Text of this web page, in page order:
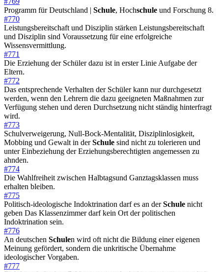
Programm für Deutschland | Schule, Hochschule und Forschung 8.
#770
Leistungsbereitschaft und Disziplin stärken Leistungsbereitschaft
und Disziplin sind Voraussetzung für eine erfolgreiche
Wissensvermittlung.
#771
Die Erziehung der Schüler dazu ist in erster Linie Aufgabe der
Eltern.
#772
Das entsprechende Verhalten der Schüler kann nur durchgesetzt
werden, wenn den Lehrern die dazu geeigneten Maßnahmen zur
Verfügung stehen und deren Durchsetzung nicht ständig hinterfragt
wird.
#773
Schulverweigerung, Null-Bock-Mentalität, Disziplinlosigkeit,
Mobbing und Gewalt in derSchule sind nicht zu tolerieren und
unter Einbeziehung der Erziehungsberechtigten angemessen zu
ahnden.
#774
Die Wahlfreiheit zwischen Halbtagsund Ganztagsklassen muss
erhalten bleiben.
#775
Politisch-ideologische Indoktrination darf es an derSchule nicht
geben Das Klassenzimmer darf kein Ort der politischen
Indoktrination sein.
#776
An deutschen Schulen wird oft nicht die Bildung einer eigenen
Meinung gefördert, sondern die unkritische Übernahme
ideologischer Vorgaben.
#777